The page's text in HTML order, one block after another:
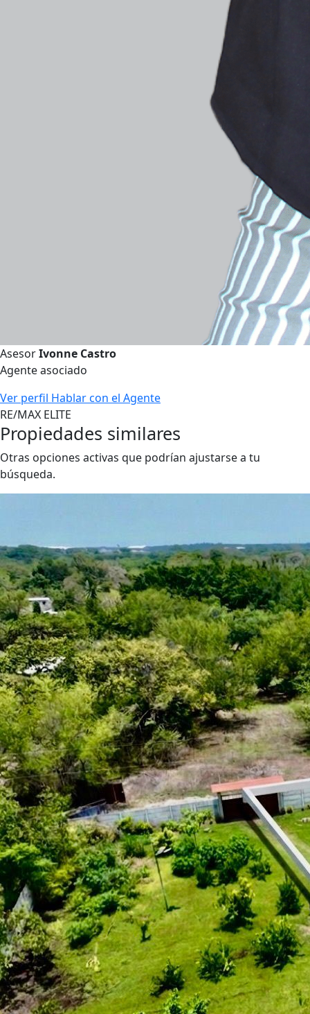
AsesorIvonne Castro
Agente asociado
Ver perfil Hablar con el Agente
RE/MAX ELITE
Propiedades similares
Otras opciones activas que podrían ajustarse a tu
búsqueda.